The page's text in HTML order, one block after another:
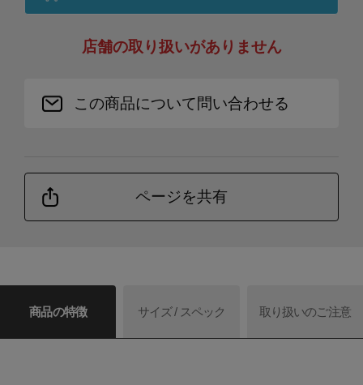
店舗の取り扱いがありません
この商品について問い合わせる
ページを共有
商品の特徴 サイズ / スペック 取り扱いのご注意